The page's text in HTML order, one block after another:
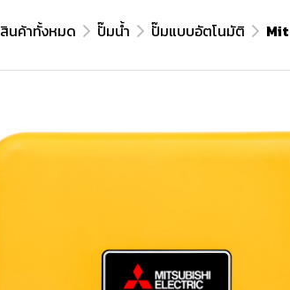
สินค้าทั้งหมด ปั๊มน้ำ ปั๊มแบบอัตโนมัติ